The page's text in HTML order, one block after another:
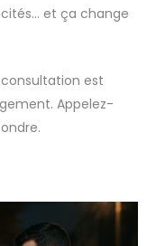
et ça change
est
Appelez-